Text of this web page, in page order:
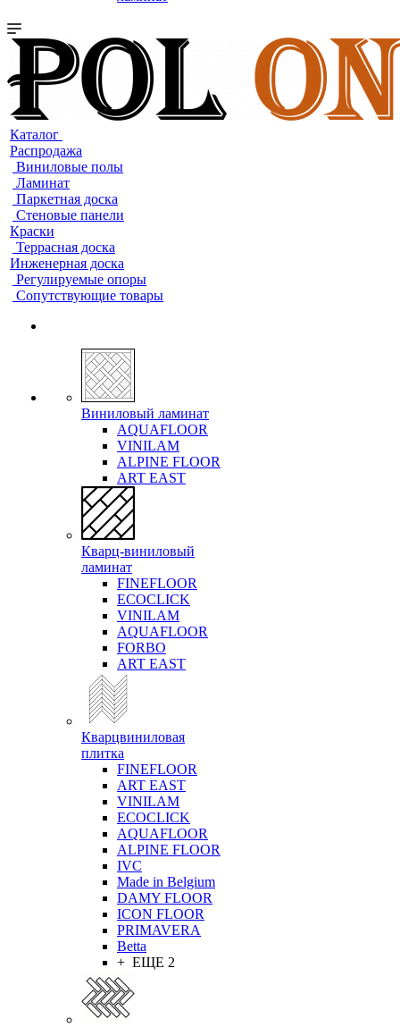
Каталог
Распродажа
Виниловые полы
Ламинат
Паркетная доска
Стеновые панели
Краски
Террасная доска
Инженерная доска
Регулируемые опоры
Сопутствующие товары
Виниловый ламинат
AQUAFLOOR
VINILAM
ALPINE FLOOR
ART EAST
Кварц-виниловый
ламинат
FINEFLOOR
ECOCLICK
VINILAM
AQUAFLOOR
FORBO
ART EAST
Кварцвиниловая
плитка
FINEFLOOR
ART EAST
VINILAM
ECOCLICK
AQUAFLOOR
ALPINE FLOOR
IVC
Made in Belgium
DAMY FLOOR
ICON FLOOR
PRIMAVERA
Betta
+ ЕЩЕ 2